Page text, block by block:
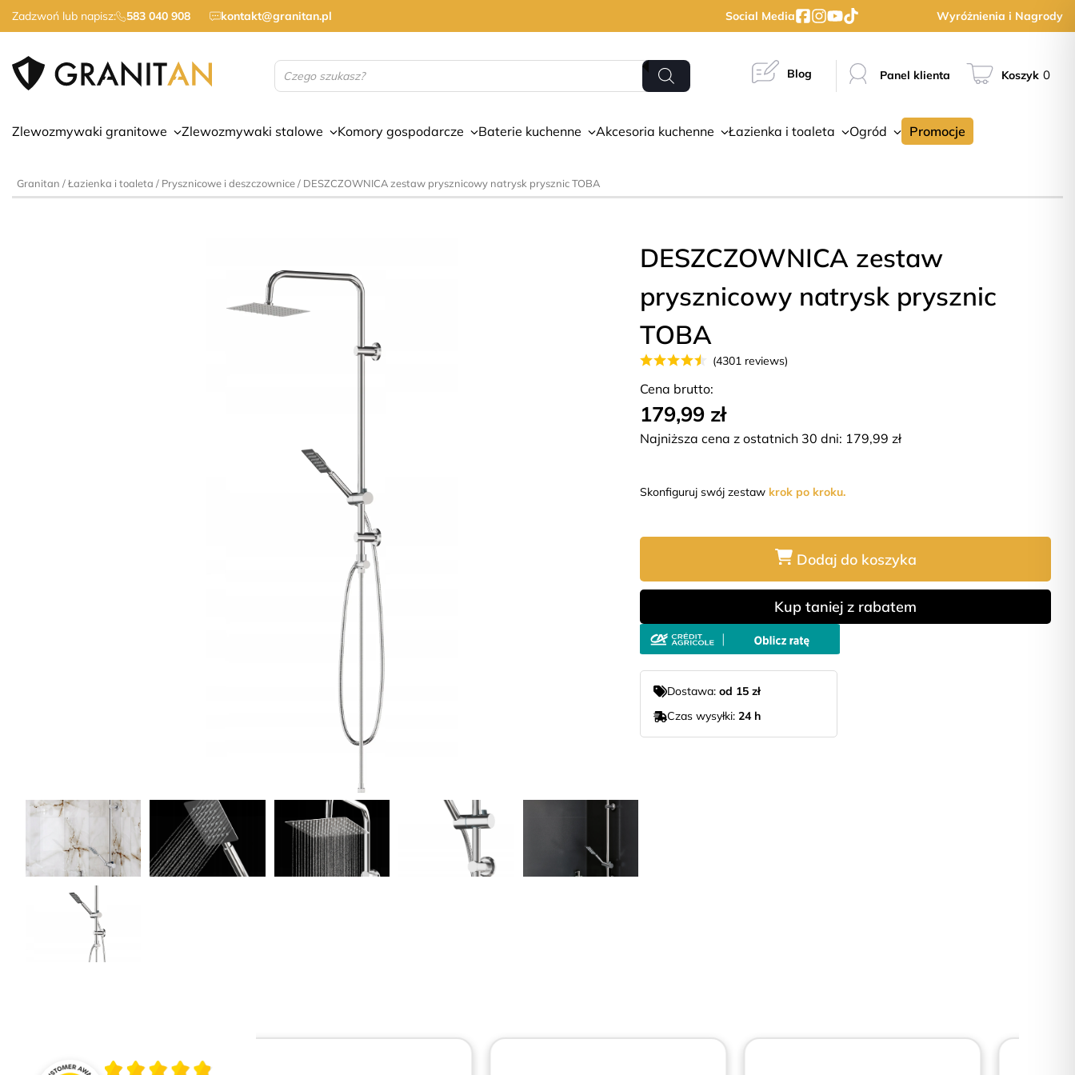
Zadzwoń lub napisz: 583 040 908 kontakt@granitan.pl Social Media Wyróżnienia i Nagrody
Wyszukiwarka
produktów Blog Panel klienta Koszyk 0
Zlewozmywaki granitowe Zlewozmywaki stalowe Komory gospodarcze Baterie kuchenne Akcesoria kuchenne Łazienka i toaleta Ogród Promocje
Granitan /Łazienka i toaleta / Prysznicowe i deszczownice/ DESZCZOWNICA zestaw prysznicowy natrysk prysznic TOBA
DESZCZOWNICA zestaw
prysznicowy natrysk prysznic
TOBA
(4301 reviews)
Cena brutto:
179,99 zł
Najniższa cena z ostatnich 30 dni: 179,99zł
Skonfiguruj swój zestaw krok po kroku.
Dodaj do koszyka
Kup taniej z rabatem
Dostawa:od 15 zł
Czas wysyłki:24 h
Średnia ocena 4.9 z 5